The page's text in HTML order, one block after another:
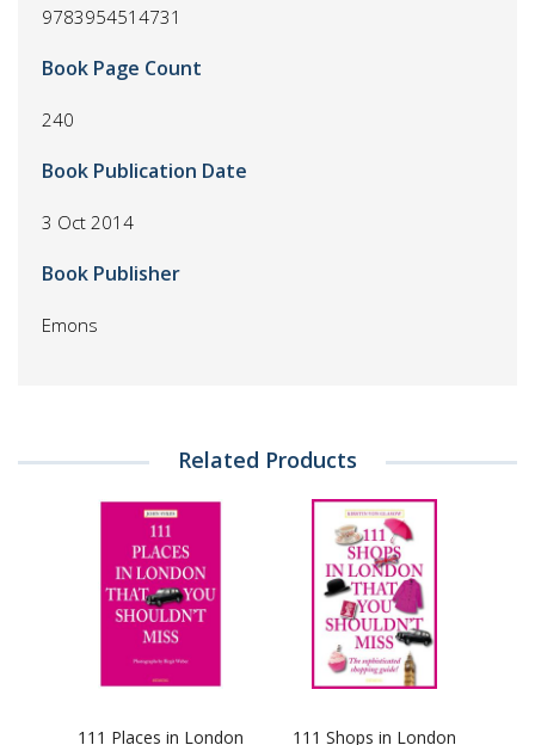
9783954514731
Book Page Count
240
Book Publication Date
3 Oct 2014
Book Publisher
Emons
Related Products
111 Places in London 111 Shops in London